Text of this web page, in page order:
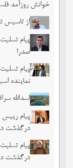
خوانش روزآمد
از تاسیس
پیام
صدرا
پیام
نماینده
اسدالله
پیام رییس
درگذشت
پیام
درگذشت